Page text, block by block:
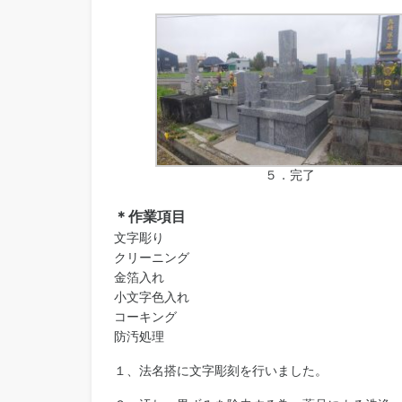
５．完了
＊作業項目
文字彫り
クリーニング
金箔入れ
小文字色入れ
コーキング
防汚処理
１、法名搭に文字彫刻を行いました。